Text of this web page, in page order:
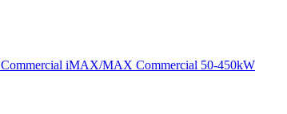
Commercial iMAX/MAX Commercial 50-450kW